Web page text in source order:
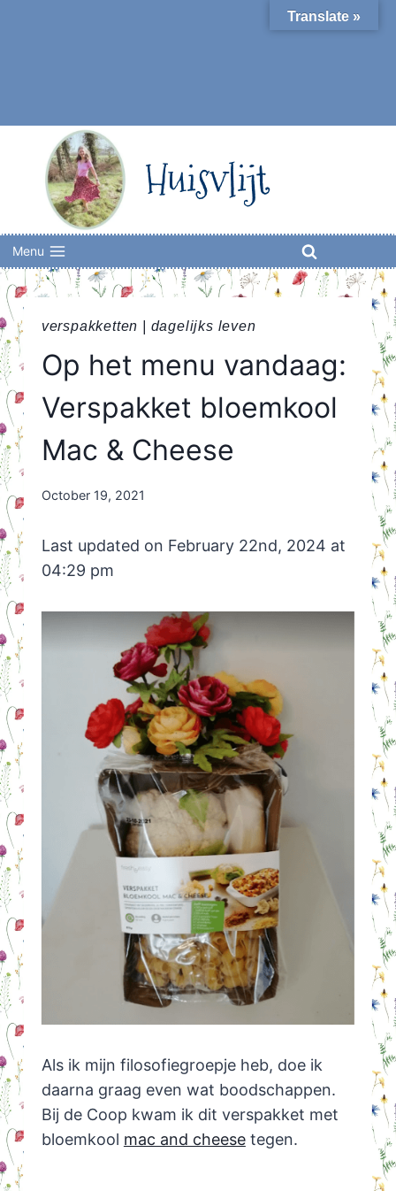
Huisvlijt
Menu
verspakketten dagelijks leven
Op het menu vandaag:
Verspakket bloemkool
Mac & Cheese
By
October 19, 2021
Last updated on February 22nd, 2024 at
04:29 pm
Als ik mijn filosofiegroepje heb, doe ik
daarna graag even wat boodschappen.
Bij de Coop kwam ik dit verspakket met
bloemkool mac and cheesetegen.
Translate »